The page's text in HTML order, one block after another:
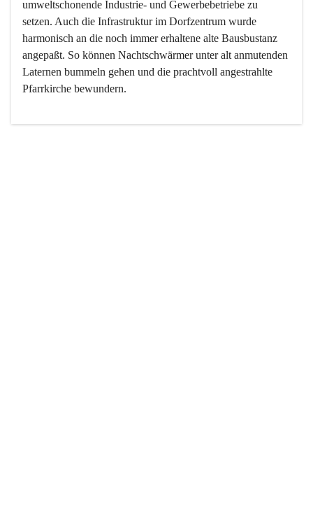
umweltschonende Industrie- und Gewerbebetriebe zu
setzen. Auch die Infrastruktur im Dorfzentrum wurde
harmonisch an die noch immer erhaltene alte Bausbustanz
angepaßt. So können Nachtschwärmer unter alt anmutenden
Laternen bummeln gehen und die prachtvoll angestrahlte
Pfarrkirche bewundern.
Der Weinbau dominert heute nicht mehr, ist aber integrativer